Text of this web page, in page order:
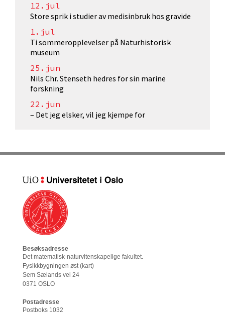
12.jul
Store sprik i studier av medisinbruk hos gravide
1.jul
Ti sommeropplevelser på Naturhistorisk
museum
25.jun
Nils Chr. Stenseth hedres for sin marine
forskning
22.jun
– Det jeg elsker, vil jeg kjempe for
Besøksadresse
Det matematisk-naturvitenskapelige fakultet.
Fysikkbygningen øst (kart)
Sem Sælands vei 24
0371 OSLO
Postadresse
Postboks 1032